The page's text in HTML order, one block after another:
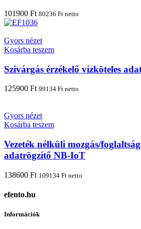
101900 Ft 80236 Ft netto
Gyors nézet
Kosárba teszem
Szivárgás érzékelő vízköteles
125900 Ft 99134 Ft netto
Gyors nézet
Kosárba teszem
Vezeték nélküli mozgás/
adatrögzítő NB-IoT
138600 Ft 109134 Ft netto
efento.hu
Információk